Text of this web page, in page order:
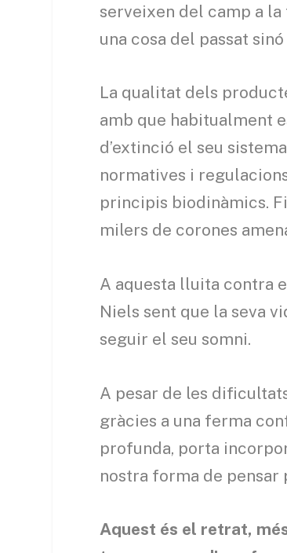
serveixen del camp a la
una cosa del passat
La qualitat dels
amb que habitualment
d’extinció el seu
normatives i
principis biodinàmics.
milers de corones
A aquesta lluita contra
Niels sent que la seva
seguir el seu somni.
A pesar de les
gràcies a una ferma
profunda, porta
nostra forma de pensar
Aquest és el retrat,